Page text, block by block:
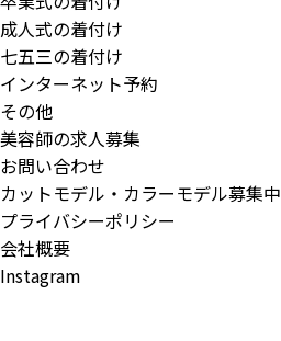
成人式の着付け
七五三の着付け
インターネット予約
その他
美容師の求人募集
お問い合わせ
カットモデル・カラーモデル募集中
プライバシーポリシー
会社概要
Instagram